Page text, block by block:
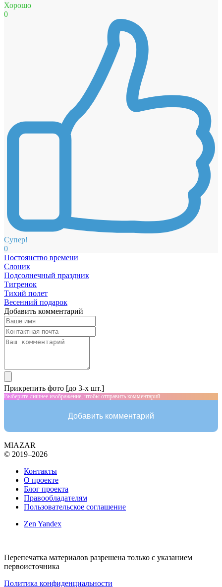
Хорошо
0
Супер!
0
Постоянство времени
Слоник
Подсолнечный праздник
Тигренок
Тихий полет
Весенний подарок
Добавить комментарий
Прикрепить фото [до 3-х шт.]
Выберите лишнее изображение, чтобы отправить комментарий
Добавить комментарий
MIAZAR
© 2019–2026
Контакты
О проекте
Блог проекта
Правообладателям
Пользовательское соглашение
Zen Yandex
Перепечатка материалов разрешена только с указанием
первоисточника
Политика конфиденциальности